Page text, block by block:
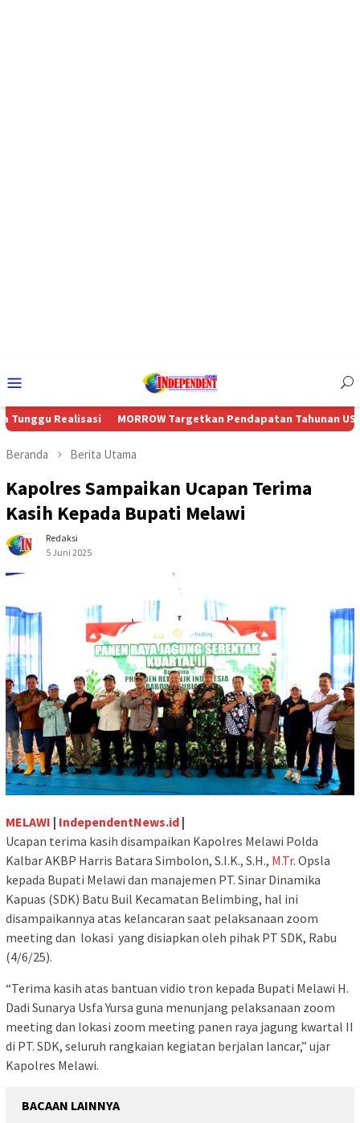
Mobile
MORROW Targetkan Pendapatan Tahunan US$230 Juta
Beranda Berita Utama
Kapolres Sampaikan Ucapan Terima
Kasih Kepada Bupati Melawi
Redaksi
5 Juni 2025
MELAWI | IndependentNews.id |
Ucapan terima kasih disampaikan Kapolres Melawi Polda
Kalbar AKBP Harris Batara Simbolon, S.I.K., S.H., M.Tr. Opsla
kepada Bupati Melawi dan manajemen PT. Sinar Dinamika
Kapuas (SDK) Batu Buil Kecamatan Belimbing, hal ini
disampaikannya atas kelancaran saat pelaksanaan zoom
meeting dan lokasi yang disiapkan oleh pihak PT SDK, Rabu
(4/6/25).
“Terima kasih atas bantuan vidio tron kepada Bupati Melawi H.
Dadi Sunarya Usfa Yursa guna menunjang pelaksanaan zoom
meeting dan lokasi zoom meeting panen raya jagung kwartal II
di PT. SDK, seluruh rangkaian kegiatan berjalan lancar,” ujar
Kapolres Melawi.
BACAAN LAINNYA